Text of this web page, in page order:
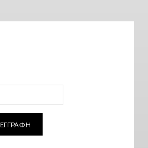
ΕΓΓΡΑΦΗ